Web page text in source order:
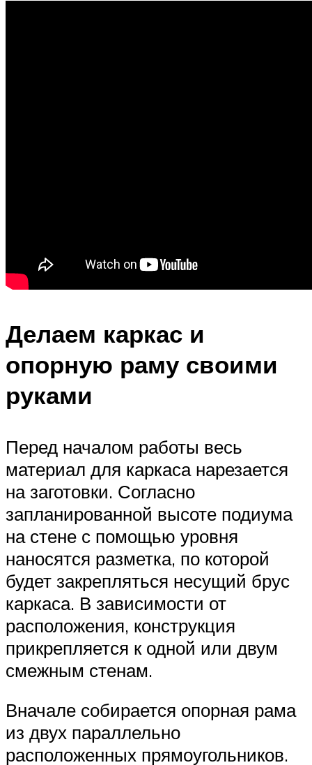
Делаем каркас и
опорную раму своими
руками
Перед началом работы весь
материал для каркаса нарезается
на заготовки. Согласно
запланированной высоте подиума
на стене с помощью уровня
наносятся разметка, по которой
будет закрепляться несущий брус
каркаса. В зависимости от
расположения, конструкция
прикрепляется к одной или двум
смежным стенам.
Вначале собирается опорная рама
из двух параллельно
расположенных прямоугольников.